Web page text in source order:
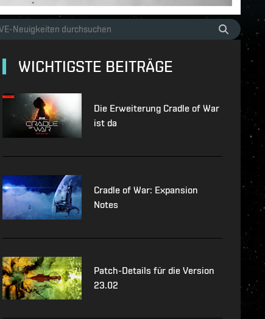
WICHTIGSTE BEITRÄGE
Die Erweiterung Cradle of War
ist da
Cradle of War: Expansion
Notes
Patch-Details für die Version
23.02